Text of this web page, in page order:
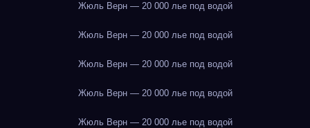
Жюль Верн — 20 000 лье под водой
Жюль Верн — 20 000 лье под водой
Жюль Верн — 20 000 лье под водой
Жюль Верн — 20 000 лье под водой
Жюль Верн — 20 000 лье под водой